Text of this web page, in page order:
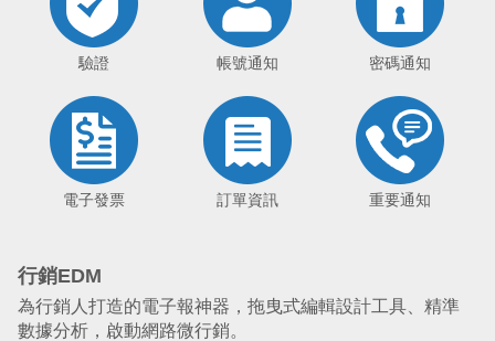
驗證 帳號通知 密碼通知
電子發票 訂單資訊 重要通知
行銷EDM
為行銷人打造的電子報神器，拖曳式編輯設計工具、精準
數據分析，啟動網路微行銷。